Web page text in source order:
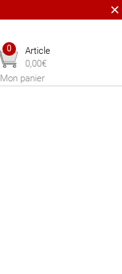
0
Article
0,00€
Mon panier